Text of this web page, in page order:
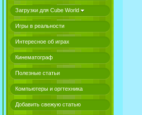
Загрузки для Cube World
Игры в реальности
Интересное об играх
Кинематограф
Полезные статьи
Компьютеры и оргтехника
Добавить свежую статью